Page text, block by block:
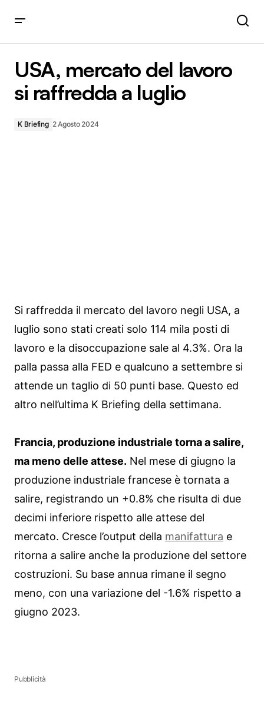
USA, mercato del lavoro
si raffredda a luglio
K Briefing 2 Agosto 2024
Si raffredda il mercato del lavoro negli USA, a
luglio sono stati creati solo 114 mila posti di
lavoro e la disoccupazione sale al 4.3%. Ora la
palla passa alla FED e qualcuno a settembre si
attende un taglio di 50 punti base. Questo ed
altro nell’ultima K Briefing della settimana.
Francia, produzione industriale torna a salire,
ma meno delle attese. Nel mese di giugno la
produzione industriale francese è tornata a
salire, registrando un +0.8% che risulta di due
decimi inferiore rispetto alle attese del
mercato. Cresce l’output della manifattura e
ritorna a salire anche la produzione del settore
costruzioni. Su base annua rimane il segno
meno, con una variazione del -1.6% rispetto a
giugno 2023.
Pubblicità